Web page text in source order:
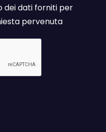
dei dati forniti per
pervenuta